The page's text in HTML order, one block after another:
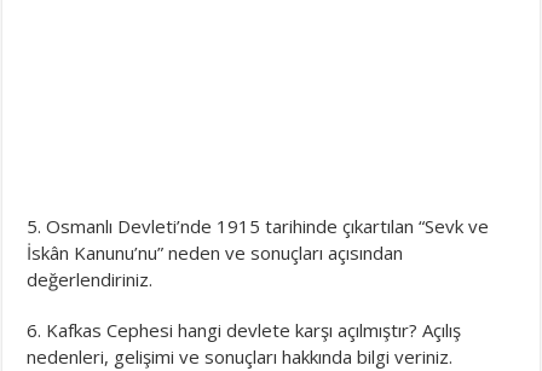
5. Osmanlı Devleti’nde 1915 tarihinde çıkartılan “Sevk ve
İskân Kanunu’nu” neden ve sonuçları açısından
değerlendiriniz.
6. Kafkas Cephesi hangi devlete karşı açılmıştır? Açılış
nedenleri, gelişimi ve sonuçları hakkında bilgi veriniz.